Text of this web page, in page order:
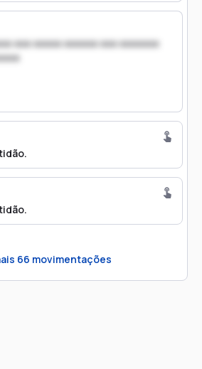
xxx xxxxx xxxxxx xxx xxxxxxx
66 movimentações